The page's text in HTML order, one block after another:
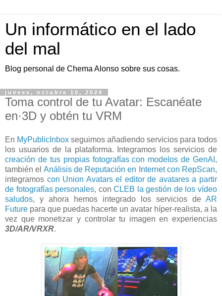
Un informático en el lado
del mal
Blog personal de Chema Alonso sobre sus cosas.
jueves, octubre 10, 2024
Toma control de tu Avatar: Escanéate
en·3D y obtén tu VRM
En MyPublicInbox seguimos añadiendo servicios para todos
los usuarios de la plataforma. Integramos los servicios de
creación de tus propias fotografías con modelos de GenAI ,
también el Análisis de Reputación en Internet con RepScan,
integramos con Union Avatars el editor de avatares a partir
de fotografías personales, conCLEB la gestión de los vídeo
saludos, y ahora hemos integrado los servicios de AR
Future para que puedas hacerte un avatar híper-realista, a la
vez que monetizar y controlar tu imagen en experiencias
3D/AR/VRXR.